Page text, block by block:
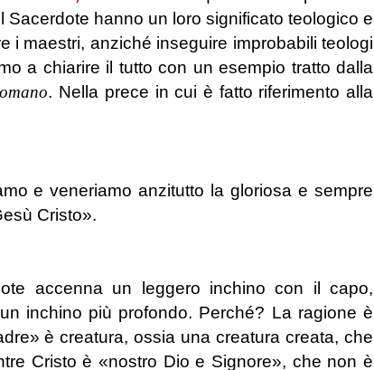
hanno un loro significato teologico e
i maestri, anziché inseguire improbabili teologi
a chiarire il tutto con un esempio tratto dalla
. Nella prece in cui è fatto riferimento alla
e veneriamo anzitutto la gloriosa e sempre
Cristo».
accenna un leggero inchino con il capo,
inchino più profondo. Perché? La ragione è
è creatura, ossia una creatura creata, che
Cristo è «nostro Dio e Signore», che non è